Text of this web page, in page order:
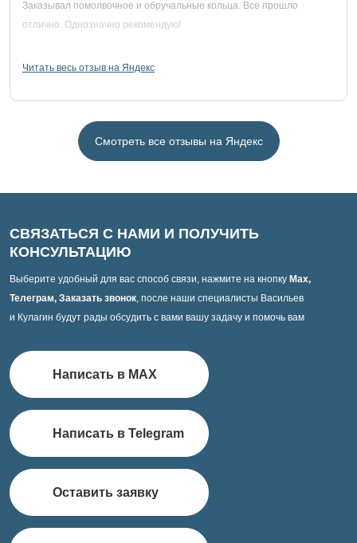
Заказывал помолвочное и обручальные кольца. Все прошло
отлично. Однозначно рекомендую!
Читать весь отзыв на Яндекс
Смотреть все отзывы на Яндекс
СВЯЗАТЬСЯ С НАМИ И ПОЛУЧИТЬ
КОНСУЛЬТАЦИЮ
Выберите удобный для вас способ связи, нажмите на кнопку Max,
Телеграм, Заказать звонок, после наши специалисты Васильев
и Кулагин будут рады обсудить с вами вашу задачу и помочь вам
Написать в MAX
Написать в Telegram
Оставить заявку